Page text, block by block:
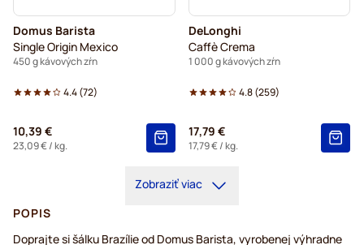
Domus Barista
Single Origin Mexico
450 g kávových zŕn
4.4(72)
10,39 €
23,09 €/ kg.
DeLonghi
Caffè Crema
1 000 g kávových zŕn
4.8(259)
17,79 €
17,79 €/ kg.
Zobraziť viac
POPIS
Doprajte si šálku Brazílie od Domus Barista, vyrobenej výhradne